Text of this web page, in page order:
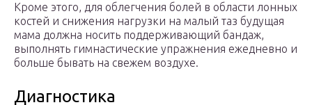
Кроме этого, для облегчения болей в области лонных
костей и снижения нагрузки на малый таз будущая
мама должна носить поддерживающий бандаж,
выполнять гимнастические упражнения ежедневно и
больше бывать на свежем воздухе.
Диагностика